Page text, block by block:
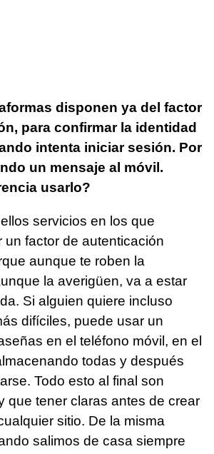
disponen ya del factor
para confirmar la identidad
intenta iniciar sesión. Por
un mensaje al móvil.
usarlo?
servicios en los que
un factor de autenticación
aunque te roben la
la averigüen, va a estar
Si alguien quiere incluso
difíciles, puede usar un
en el teléfono móvil, en el
todas y después
Todo esto al final son
que tener claras antes de crear
sitio. De la misma
salimos de casa siempre